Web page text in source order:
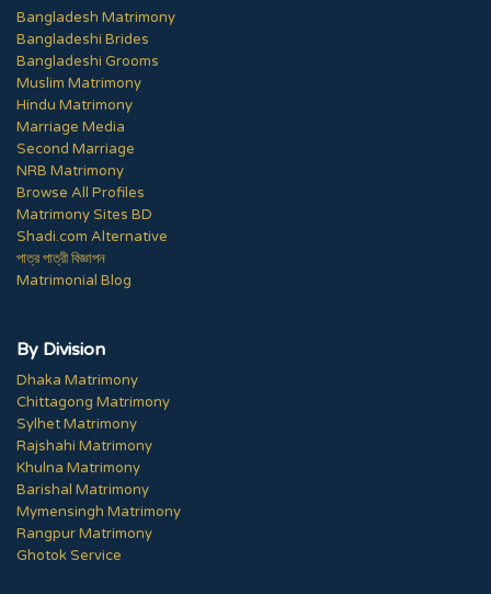
Bangladesh Matrimony
Bangladeshi Brides
Bangladeshi Grooms
Muslim Matrimony
Hindu Matrimony
Marriage Media
Second Marriage
NRB Matrimony
Browse All Profiles
Matrimony Sites BD
Shadi.com Alternative
পাত্র পাত্রী বিজ্ঞাপন
Matrimonial Blog
By Division
Dhaka Matrimony
Chittagong Matrimony
Sylhet Matrimony
Rajshahi Matrimony
Khulna Matrimony
Barishal Matrimony
Mymensingh Matrimony
Rangpur Matrimony
Ghotok Service